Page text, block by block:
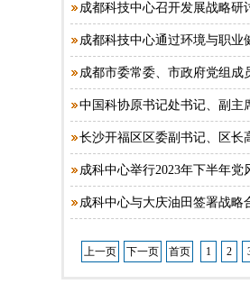
成都科技中心召开发展战略研
成都科技中心通过环境与职
成都市委常委、市政府党组成
中国科协原书记处书记、副主
长沙开福区区委副书记、区长
成科中心举行2023年下半年党
成科中心与大庆油田签署战略
上一页 下一页 首页 1 2